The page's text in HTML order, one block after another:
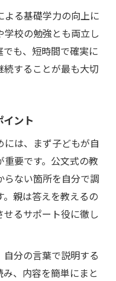
よる基礎学力の向上に
校の勉強とも両立し
も、短時間で確実に
することが最も大切
ント
は、まず子どもが自
要です。公文式の教
ない箇所を自分で調
親は答えを教えるの
るサポート役に徹し
分の言葉で説明する
、内容を簡単にまと